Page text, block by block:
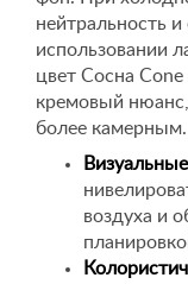
нейтральность
использовании
цвет Сосна
кремовый нюанс,
более камерным.
воздуха и